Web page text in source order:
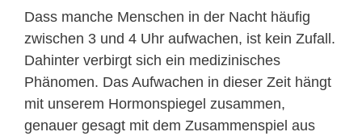
Dass manche Menschen in der Nacht häufig
zwischen 3 und 4 Uhr aufwachen, ist kein Zufall.
Dahinter verbirgt sich ein medizinisches
Phänomen. Das Aufwachen in dieser Zeit hängt
mit unserem Hormonspiegel zusammen,
genauer gesagt mit dem Zusammenspiel aus